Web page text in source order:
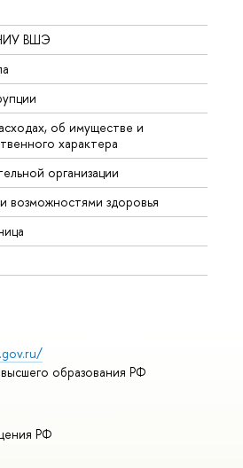
ВШЭ
об имуществе и
характера
организации
возможностями здоровья
образования РФ
РФ